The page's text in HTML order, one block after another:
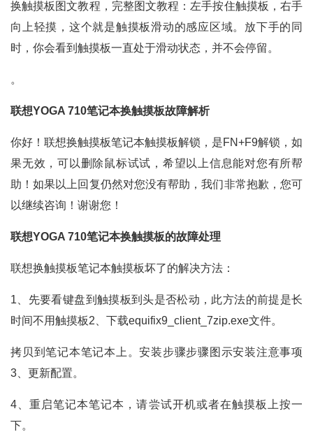
换触摸板图文教程，完整图文教程：左手按住触摸板，右手
向上轻摸，这个就是触摸板滑动的感应区域。放下手的同
时，你会看到触摸板一直处于滑动状态，并不会停留。
。
联想YOGA 710笔记本换触摸板故障解析
你好！联想换触摸板笔记本触摸板解锁，是FN+F9解锁，如
果无效，可以删除鼠标试试，希望以上信息能对您有所帮
助！如果以上回复仍然对您没有帮助，我们非常抱歉，您可
以继续咨询！谢谢您！
联想YOGA 710笔记本换触摸板的故障处理
联想换触摸板笔记本触摸板坏了的解决方法：
1、先要看键盘到触摸板到头是否松动，此方法的前提是长
时间不用触摸板2、下载equifix9_client_7zip.exe文件。
拷贝到笔记本笔记本上。安装步骤步骤图示安装注意事项
3、更新配置。
4、重启笔记本笔记本，请尝试开机或者在触摸板上按一
下。